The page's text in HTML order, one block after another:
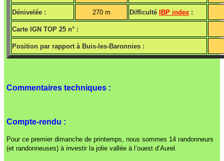
Dénivelée : 270 m Difficulté IBP index :
Carte IGN TOP 25 n° :
Position par rapport à Buis-les-Baronnies :
Commentaires techniques :
Compte-rendu :
Pour ce premier dimanche de printemps, nous sommes 14 randonneurs
(et randonneuses) à investir la jolie vallée à l’ouest d’Aurel.